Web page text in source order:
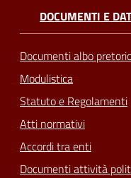
DOCUMENTI E
Documenti albo
Modulistica
Statuto e Regolamenti
Atti normativi
Accordi tra enti
Documenti attività